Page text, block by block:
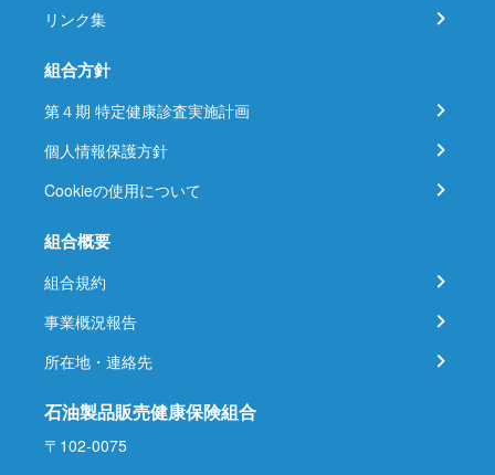
リンク集
組合方針
第４期 特定健康診査実施計画
個人情報保護方針
Cookieの使用について
組合概要
組合規約
事業概況報告
所在地・連絡先
石油製品販売健康保険組合
〒102-0075